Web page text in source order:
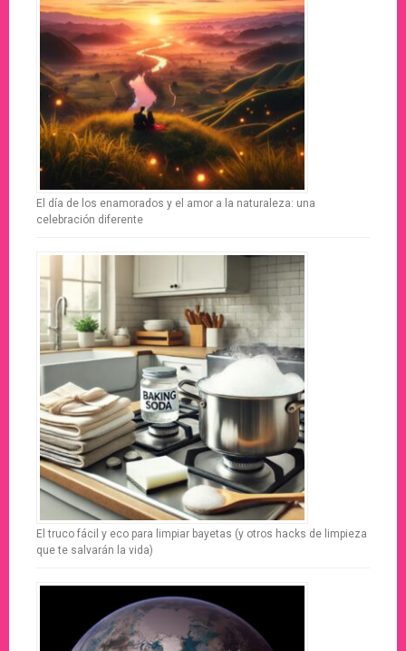
El día de los enamorados y el amor a la naturaleza: una
celebración diferente
El truco fácil y eco para limpiar bayetas (y otros hacks de limpieza
que te salvarán la vida)